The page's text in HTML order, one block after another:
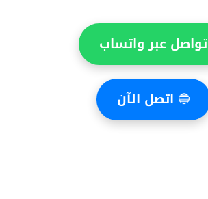
تواصل عبر واتساب
🔵 اتصل الآن